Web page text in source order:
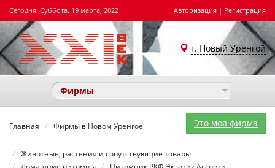
Сегодня: Суббота, 19 марта, 2022 Авторизация | Регистрация
г. Новый Уренгой
Фирмы
Это моя фирма
Главная Фирмы в Новом Уренгое
Животные, растения и сопутствующие товары